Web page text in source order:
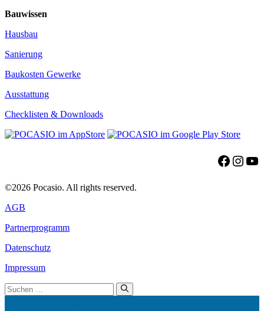
Bauwissen
Hausbau
Sanierung
Baukosten Gewerke
Ausstattung
Checklisten & Downloads
©2026 Pocasio. All rights reserved.
AGB
Partnerprogramm
Datenschutz
Impressum
Suchen
nach: